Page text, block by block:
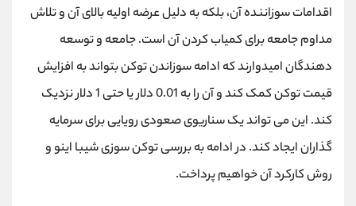
اقدامات سوزاننده آن، بلکه به دلیل عرضه اولیه بالای آن و تلاش
مداوم جامعه برای کمیاب کردن آن است. جامعه و توسعه
دهندگان امیدوارند که ادامه سوزاندن توکن بتواند به افزایش
قیمت توکن کمک کند و آن را به 0.01 دلار یا حتی 1 دلار نزدیک
کند. این می تواند یک سناریوی صعودی رویایی برای سرمایه
گذاران ایجاد کند. در ادامه به بررسی توکن سوزی شیبا اینو و
روش کارکرد آن خواهیم پرداخت.